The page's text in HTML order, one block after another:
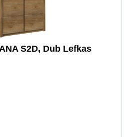
S2D, Dub Lefkas